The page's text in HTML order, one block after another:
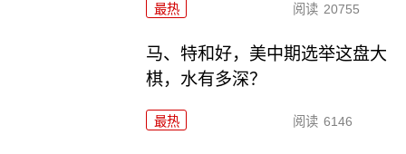
最热 阅读 20755
马、特和好，美中期选举这盘大
棋，水有多深？
最热 阅读 6146